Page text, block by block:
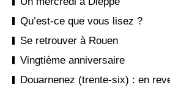
Qu’est-ce que vous lisez ?
Se retrouver à Rouen
Vingtième anniversaire
Douarnenez (trente-six) : en